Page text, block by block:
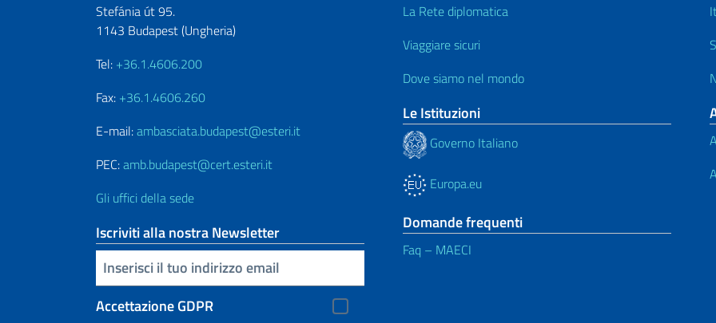
Stefánia út 95.
1143 Budapest (Ungheria)
Tel: +36.1.4606.200
Fax: +36.1.4606.260
E-mail:ambasciata.budapest@esteri.it
PEC:amb.budapest@cert.esteri.it
Gli uffici della sede
Iscriviti alla nostra Newsletter
Inserisci la tua email
Accettazione GDPR
La Rete diplomatica
Viaggiare sicuri
Dove siamo nel mondo
Le Istituzioni
Governo Italiano
Europa.eu
Domande frequenti
Faq – MAECI